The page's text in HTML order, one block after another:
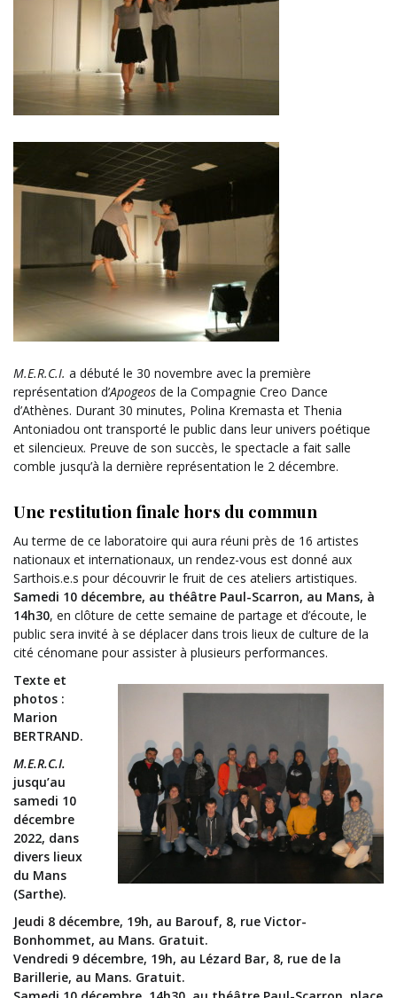
M.E.R.C.I. a débuté le 30 novembre avec la première
représentation d’Apogeos de la Compagnie Creo Dance
d’Athènes. Durant 30 minutes, Polina Kremasta et Thenia
Antoniadou ont transporté le public dans leur univers poétique
et silencieux. Preuve de son succès, le spectacle a fait salle
comble jusqu’à la dernière représentation le 2 décembre.
Une restitution finale hors du commun
Au terme de ce laboratoire qui aura réuni près de 16 artistes
nationaux et internationaux, un rendez-vous est donné aux
Sarthois.e.s pour découvrir le fruit de ces ateliers artistiques.
Samedi 10 décembre, au théâtre Paul-Scarron, au Mans, à
14h30, en clôture de cette semaine de partage et d’écoute, le
public sera invité à se déplacer dans trois lieux de culture de la
cité cénomane pour assister à plusieurs performances.
Texte et
photos :
Marion
BERTRAND.
M.E.R.C.I.
jusqu’au
samedi 10
décembre
2022, dans
divers lieux
du Mans
(Sarthe).
Jeudi 8 décembre, 19h, au Barouf, 8, rue Victor-
Bonhommet, au Mans. Gratuit.
Vendredi 9 décembre, 19h, au Lézard Bar, 8, rue de la
Barillerie, au Mans. Gratuit.